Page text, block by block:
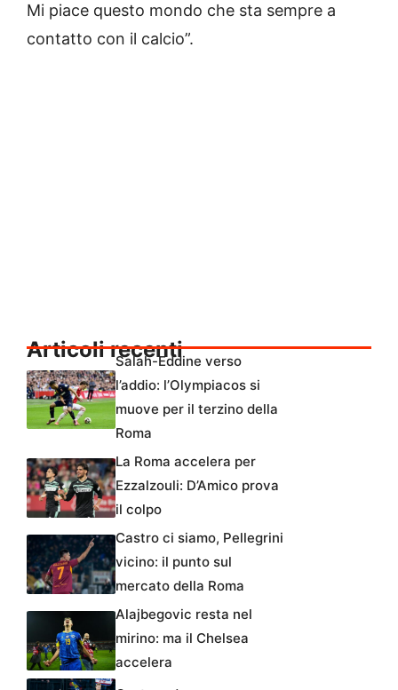
Mi piace questo mondo che sta sempre a
contatto con il calcio”.
Articoli recenti
Salah-Eddine verso
l’addio: l’Olympiacos si
muove per il terzino della
Roma
La Roma accelera per
Ezzalzouli: D’Amico prova
il colpo
Castro ci siamo, Pellegrini
vicino: il punto sul
mercato della Roma
Alajbegovic resta nel
mirino: ma il Chelsea
accelera